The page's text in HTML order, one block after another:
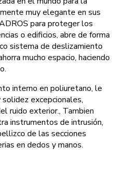
muy elegante en sus
para proteger los
o edificios, abre de forma
sistema de deslizamiento
mucho espacio, haciendo
interno en poliuretano, le
excepcionales,
ruido exterior., Tambien
instrumentos de intrusión,
de las secciones
en dedos y manos.